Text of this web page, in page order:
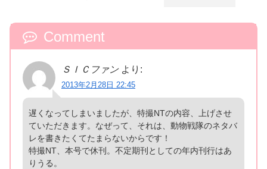
Comment
ＳＩＣファン より:
2013年2月28日 22:45
遅くなってしまいましたが、特撮NTの内容、上げさせ
ていただきます。なぜって、それは、動物戦隊のネタバ
レを書きたくてたまらないからです！
特撮NT、本号で休刊。不定期刊としての年内刊行はあ
りうる。